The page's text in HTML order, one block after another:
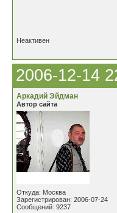
Неактивен
2006-12-14
Аркадий Эйдман
Автор сайта
Откуда: Москва
Зарегистрирован: 2006-07-24
Сообщений: 9237